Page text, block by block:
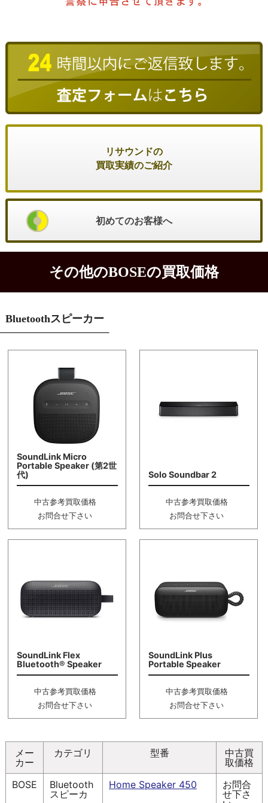
リサウンドの
買取実績のご紹介
初めてのお客様へ
その他のBOSEの買取価格
Bluetoothスピーカー
SoundLink Micro
Portable Speaker (第2世
代)
中古参考買取価格
お問合せ下さい
Solo Soundbar 2
中古参考買取価格
お問合せ下さい
SoundLink Flex
Bluetooth® Speaker
中古参考買取価格
お問合せ下さい
SoundLink Plus
Portable Speaker
中古参考買取価格
お問合せ下さい
メー
カー
カテゴリ 型番
中古買
取価格
BOSE
Bluetooth
スピーカ
Home Speaker 450
お問合
せ下さ